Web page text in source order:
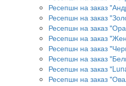
Ресепшн на заказ
Ресепшн на заказ
Ресепшн на заказ
Ресепшн на заказ
Ресепшн на заказ
Ресепшн на заказ
Ресепшн на заказ
Ресепшн на заказ